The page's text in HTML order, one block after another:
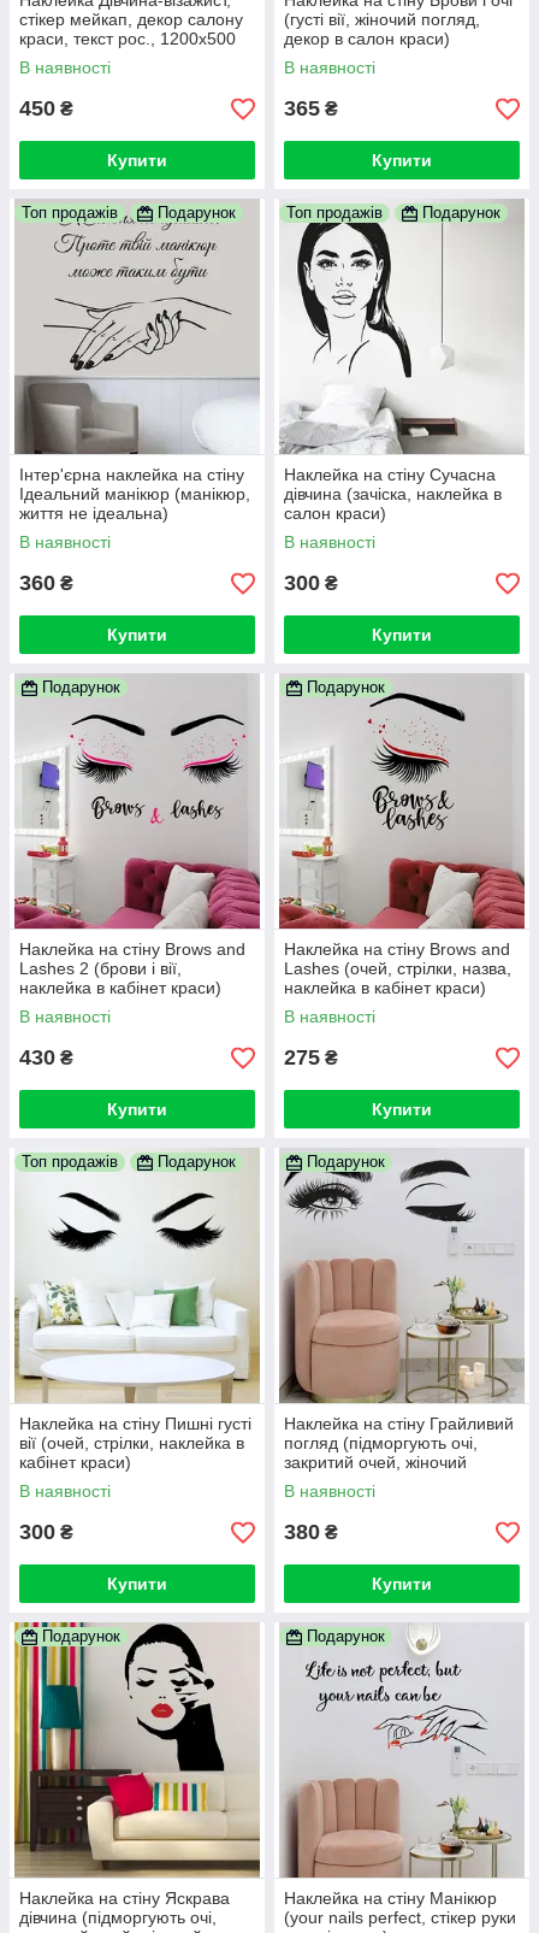
стікер мейкап, декор салону
краси, текст рос., 1200х500
мм
В наявності
450 ₴
Купити
(густі вії, жіночий погляд,
декор в салон краси)
В наявності
365 ₴
Купити
Топ продажів Подарунок
Інтер'єрна наклейка на стіну
Ідеальний манікюр (манікюр,
життя не ідеальна)
В наявності
360 ₴
Купити
Топ продажів Подарунок
Наклейка на стіну Сучасна
дівчина (зачіска, наклейка в
салон краси)
В наявності
300 ₴
Купити
Подарунок
Наклейка на стіну Brows and
Lashes 2 (брови і вії,
наклейка в кабінет краси)
В наявності
430 ₴
Купити
Подарунок
Наклейка на стіну Brows and
Lashes (очей, стрілки, назва,
наклейка в кабінет краси)
В наявності
275 ₴
Купити
Топ продажів Подарунок
Наклейка на стіну Пишні густі
вії (очей, стрілки, наклейка в
кабінет краси)
В наявності
300 ₴
Купити
Подарунок
Наклейка на стіну Грайливий
погляд (підморгують очі,
закритий очей, жіночий
погляд)
В наявності
380 ₴
Купити
Подарунок
Наклейка на стіну Яскрава
дівчина (підморгують очі,
Подарунок
Наклейка на стіну Манікюр
(your nails perfect, стікер руки